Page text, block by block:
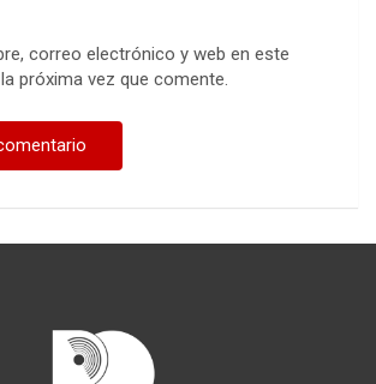
correo electrónico y web en este
próxima vez que comente.